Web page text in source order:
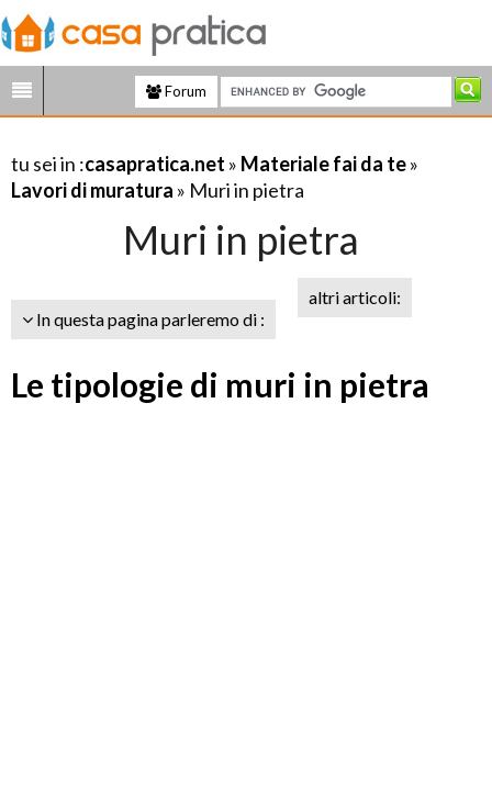
Forum
tu sei in :casapratica.net » Materiale fai da te»
Lavori di muratura » Muri in pietra
Muri in pietra
In questa pagina parleremo di :
altri articoli:
Le tipologie di muri in pietra